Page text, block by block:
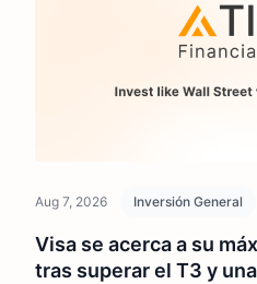
Aug 7, 2026 Inversión General
Visa se acerca a su
tras superar el T3 y